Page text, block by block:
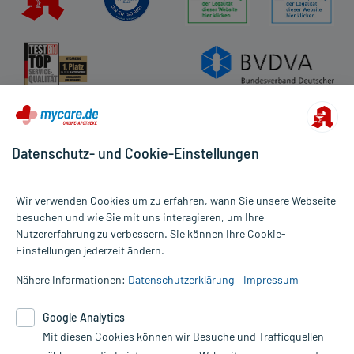
Alle Preise gelten inkl. MwSt., ggf. zzgl. Versandkosten
Informationen auf dieser Website werden ausschließlich für
die Untersuchung und Behandlung durch einen Arzt. Bitte
Therapien eingeleitet werden können. | Diese Webseite benutzt
Google Analytics. Lesen Sie bitte dazu die wichtigen Hinweise in
Datenschutz- und Cookie-Einstellungen
Wir verwenden Cookies um zu erfahren, wann Sie unsere Webseite
besuchen und wie Sie mit uns interagieren, um Ihre
Nutzererfahrung zu verbessern. Sie können Ihre Cookie-
Einstellungen jederzeit ändern.
Nähere Informationen: Datenschutzerklärung Impressum
Google Analytics
Mit diesen Cookies können wir Besuche und Trafficquellen